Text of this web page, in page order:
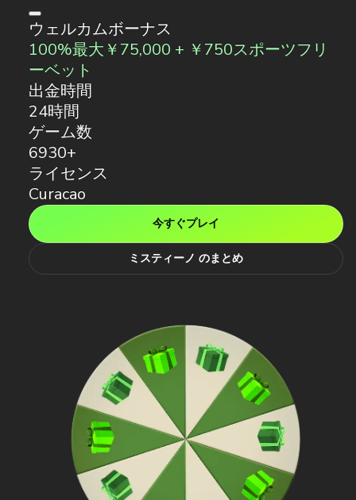
ウェルカムボーナス
100%最大￥75,000 + ￥750スポーツフリ
ーベット
出金時間
24時間
ゲーム数
6930+
ライセンス
Curacao
今すぐプレイ
ミスティーノ のまとめ